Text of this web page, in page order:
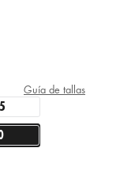
Guía de tallas